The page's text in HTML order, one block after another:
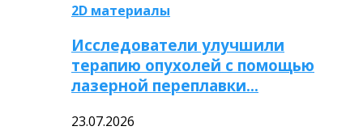
2D материалы
Исследователи улучшили
терапию опухолей с помощью
лазерной переплавки…
23.07.2026